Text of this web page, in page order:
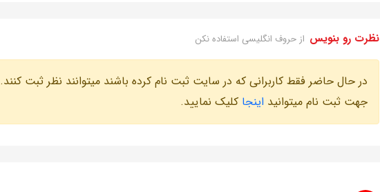
نظرت رو بنویس از حروف انگلیسی استفاده نکن
در حال حاضر فقط کاربرانی که در سایت ثبت نام کرده باشند میتوانند نظر ثبت کنند.
جهت ثبت نام میتوانید اینجا کلیک نمایید.